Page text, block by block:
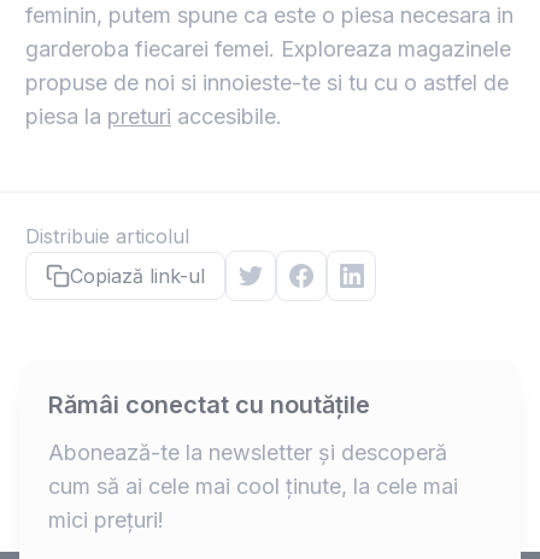
feminin, putem spune ca este o piesa necesara in
garderoba fiecarei femei. Exploreaza magazinele
propuse de noi si innoieste-te si tu cu o astfel de
piesa la preturi accesibile.
Distribuie articolul
Copiază link-ul
Rămâi conectat cu noutățile
Abonează-te la newsletter și descoperă
cum să ai cele mai cool ținute, la cele mai
mici prețuri!